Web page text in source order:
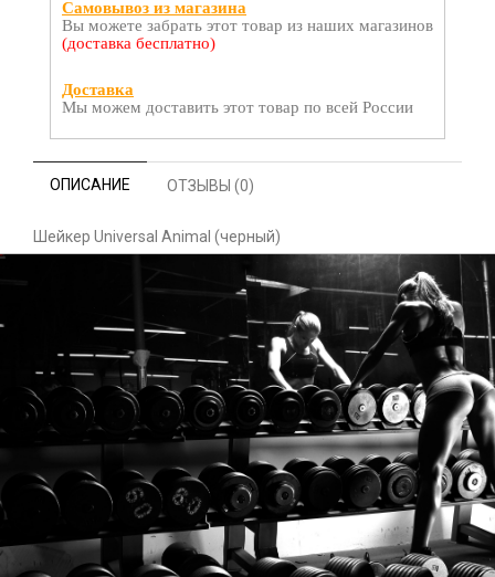
Самовывоз из магазина
Вы можете забрать этот товар из наших магазинов
(доставка бесплатно)
Доставка
Мы можем доставить этот товар по всей России
ОПИСАНИЕ ОТЗЫВЫ (0)
Шейкер Universal Animal (черный)